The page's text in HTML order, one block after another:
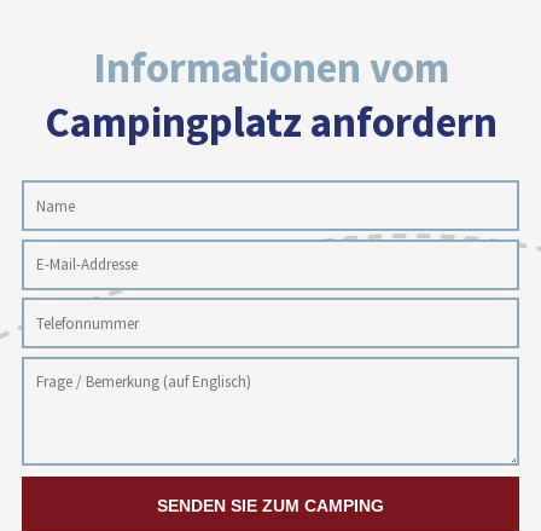
Informationen vom
Campingplatz anfordern
SENDEN SIE ZUM CAMPING